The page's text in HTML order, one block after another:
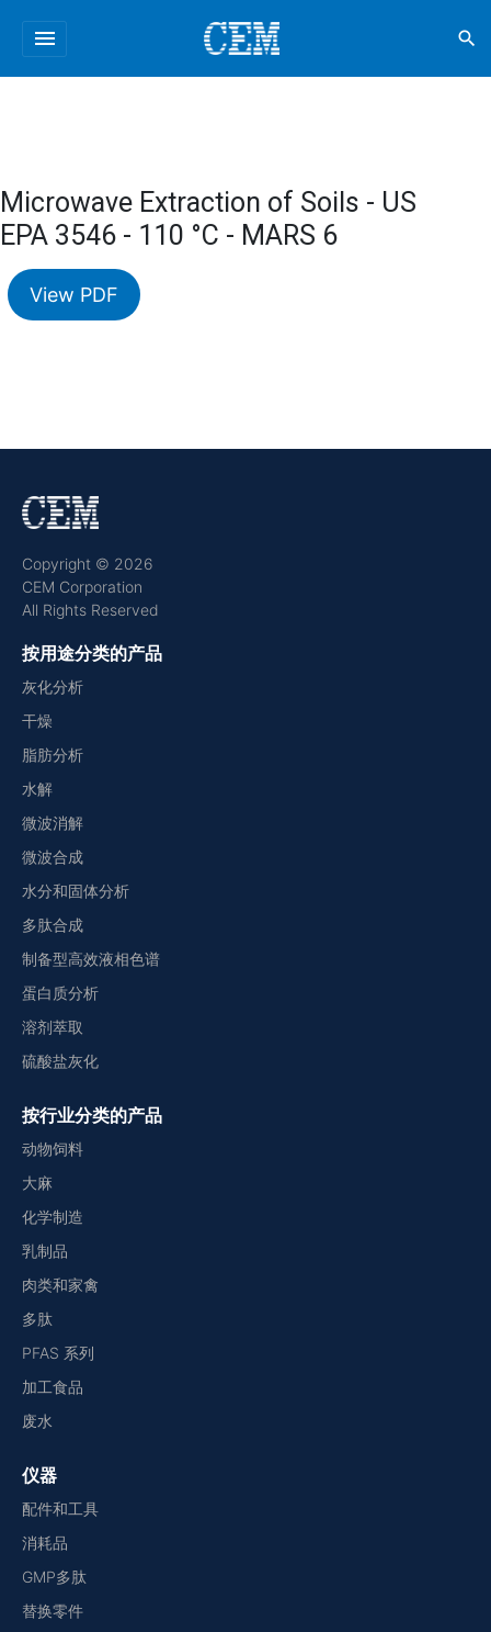
menu search
Microwave Extraction of Soils - US
EPA 3546 - 110 °C - MARS 6
View PDF
Copyright © 2026
CEM Corporation
All Rights Reserved
按用途分类的产品
灰化分析
干燥
脂肪分析
水解
微波消解
微波合成
水分和固体分析
多肽合成
制备型高效液相色谱
蛋白质分析
溶剂萃取
硫酸盐灰化
按行业分类的产品
动物饲料
大麻
化学制造
乳制品
肉类和家禽
多肽
PFAS 系列
加工食品
废水
仪器
配件和工具
消耗品
GMP多肽
替换零件